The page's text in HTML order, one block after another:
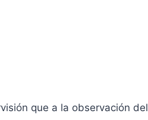
que a la observación del